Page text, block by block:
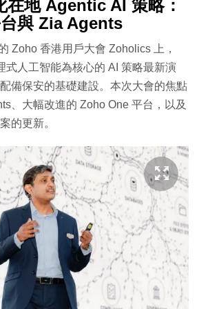
地 Agentic AI 策略：
與 Zia Agents
Zoho 香港用戶大會 Zoholics 上，
式人工智能為核心的 AI 策略最新演
備保安的基礎建設。本次大會的焦點
、大幅改進的 Zoho One 平台，以及
的更新。